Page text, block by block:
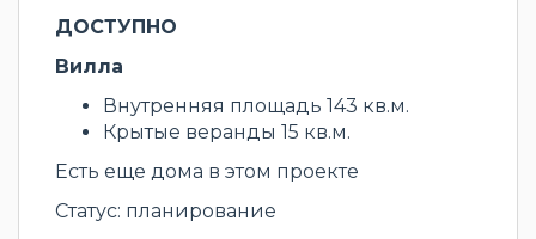
ДОСТУПНО
Вилла
Внутренняя площадь 143 кв.м.
Крытые веранды 15 кв.м.
Есть еще дома в этом проекте
Статус: планирование